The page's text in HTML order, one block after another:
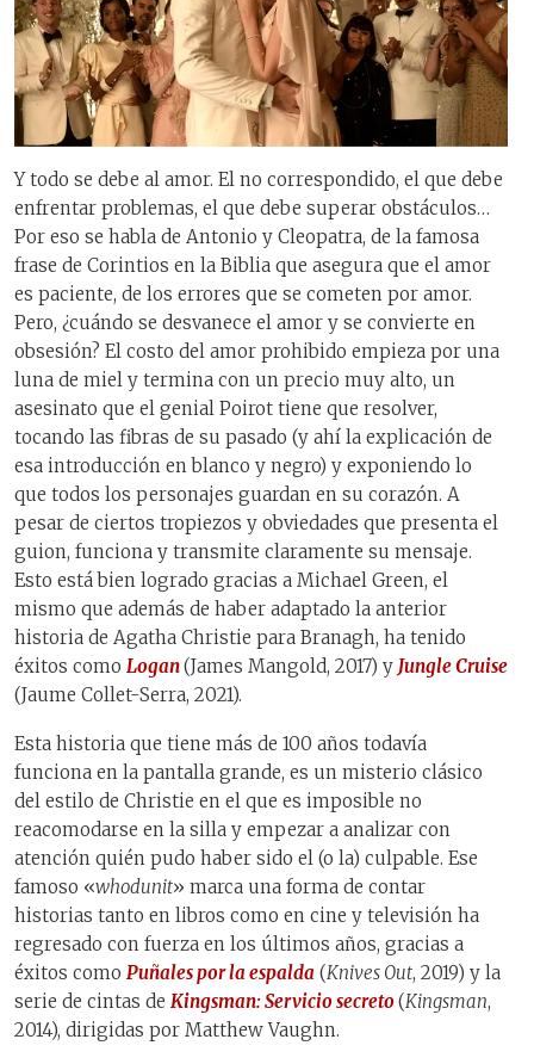
Y todo se debe al amor. El no correspondido, el que debe
enfrentar problemas, el que debe superar obstáculos…
Por eso se habla de Antonio y Cleopatra, de la famosa
frase de Corintios en la Biblia que asegura que el amor
es paciente, de los errores que se cometen por amor.
Pero, ¿cuándo se desvanece el amor y se convierte en
obsesión? El costo del amor prohibido empieza por una
luna de miel y termina con un precio muy alto, un
asesinato que el genial Poirot tiene que resolver,
tocando las fibras de su pasado (y ahí la explicación de
esa introducción en blanco y negro) y exponiendo lo
que todos los personajes guardan en su corazón. A
pesar de ciertos tropiezos y obviedades que presenta el
guion, funciona y transmite claramente su mensaje.
Esto está bien logrado gracias a Michael Green, el
mismo que además de haber adaptado la anterior
historia de Agatha Christie para Branagh, ha tenido
éxitos como Logan(James Mangold, 2017) y Jungle Cruise
(Jaume Collet-Serra, 2021).
Esta historia que tiene más de 100 años todavía
funciona en la pantalla grande, es un misterio clásico
del estilo de Christie en el que es imposible no
reacomodarse en la silla y empezar a analizar con
atención quién pudo haber sido el (o la) culpable. Ese
famoso «whodunit» marca una forma de contar
historias tanto en libros como en cine y televisión ha
regresado con fuerza en los últimos años, gracias a
éxitos como Puñales por la espalda (Knives Out, 2019) y la
serie de cintas de Kingsman: Servicio secreto(Kingsman,
2014), dirigidas por Matthew Vaughn.